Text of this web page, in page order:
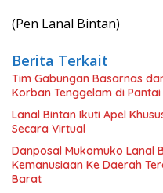
(Pen Lanal Bintan)
Berita Terkait
Tim Gabungan Basarnas
Korban Tenggelam di Pantai
Lanal Bintan Ikuti Apel
Secara Virtual
Danposal Mukomuko Lanal
Kemanusiaan Ke Daerah
Barat